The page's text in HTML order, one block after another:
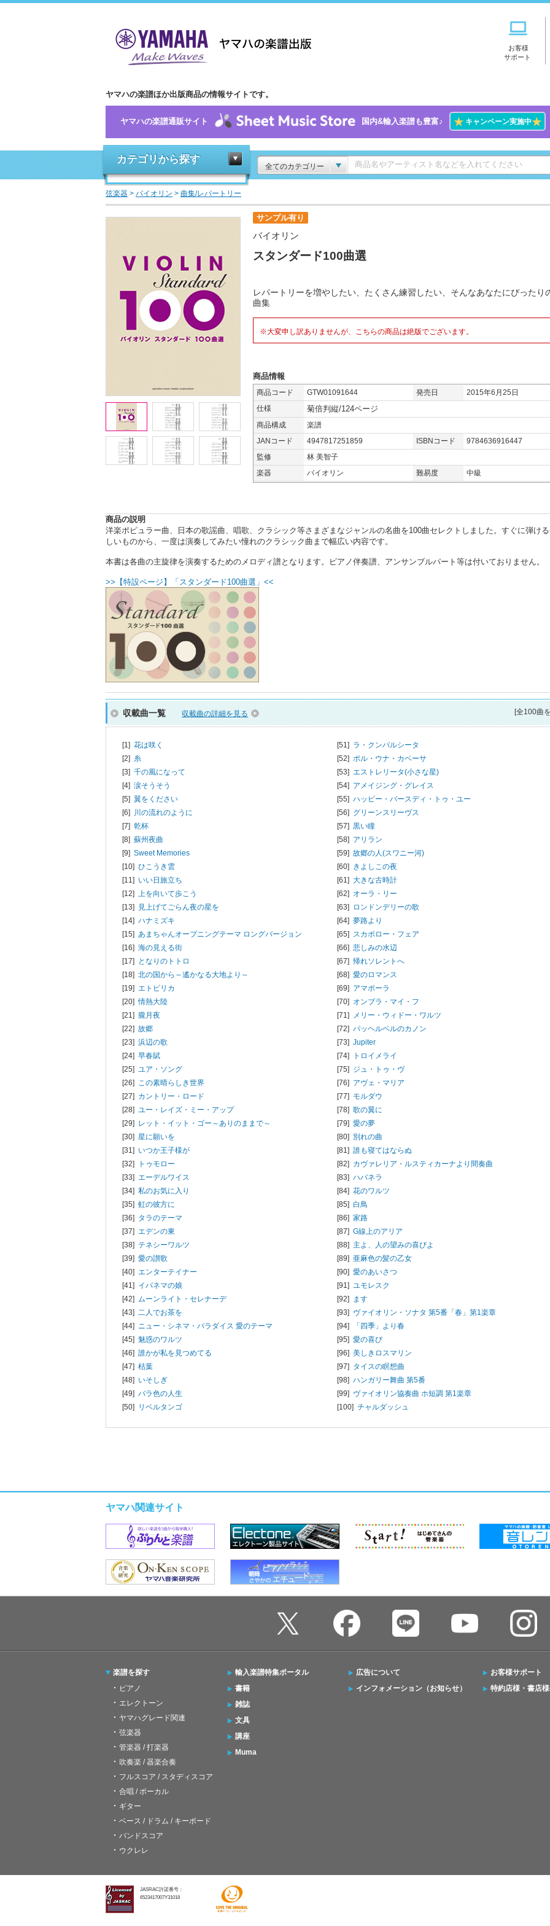
お客様
サポート
ヤマハの楽譜ほか出版商品の情報サイトです。
ヤマハの楽譜通販サイト 国内&輸入楽譜も豊富♪ ★キャンペーン実施中★
カテゴリから探す
全てのカテゴリー
弦楽器 > バイオリン > 曲集/レパートリー
サンプル有り
バイオリン
スタンダード100曲選
レパートリーを増やしたい、たくさん練習したい、そんなあなたにぴったり
曲集
※大変申し訳ありませんが、こちらの商品は絶版でございます。
商品情報
商品コード GTW01091644 発売日
2015年6月25日
仕様
菊倍判縦/124ページ
商品構成
楽譜
JANコード
4947817251859 ISBNコード
9784636916447
監修
林 美智子
楽器
バイオリン 難易度 中級
商品の説明
洋楽ポピュラー曲、日本の歌謡曲、唱歌、クラシック等さまざまなジャンルの名曲を100曲セレクトしました。すぐに弾け
しいものから、一度は演奏してみたい憧れのクラシック曲まで幅広い内容です。
本書は各曲の主旋律を演奏するためのメロディ譜となります。ピアノ伴奏譜、アンサンブルパート等は付いておりません。
>>【特設ページ】「スタンダード100曲選」<<
収載曲一覧 収載曲の詳細を見る [全100曲
[1] 花は咲く
[2] 糸
[3] 千の風になって
[4] 涙そうそう
[5] 翼をください
[6]
川の流れのように
[7] 乾杯
[8] 蘇州夜曲
[9] Sweet Memories
[10] ひこうき雲
[11] いい日旅立ち
[12] 上を向いて歩こう
[13]
見上げてごらん夜の星を
[14] ハナミズキ
[15] あまちゃんオープニングテーマ ロングバージョン
[16] 海の見える街
[17]
となりのトトロ
[18] 北の国から～遙かなる大地より～
[19] エトピリカ
[20]情熱大陸
[21] 朧月夜
[22] 故郷
[23] 浜辺の歌
[24] 早春賦
[25] ユア・ソング
[26] この素晴らしき世界
[27] カントリー・ロード
[28] ユー・レイズ・ミー・アップ
[29] レット・イット・ゴー～ありのままで～
[30] 星に願いを
[31] いつか王子様が
[32]
トゥモロー
[33] エーデルワイス
[34] 私のお気に入り
[35] 虹の彼方に
[36] タラのテーマ
[37] エデンの東
[38] テネシーワルツ
[39] 愛の讃歌
[40] エンターテイナー
[41] イパネマの娘
[42] ムーンライト・セレナーデ
[43] 二人でお茶を
[44] ニュー・シネマ・パラダイス 愛のテーマ
[45] 魅惑のワルツ
[46] 誰かが私を見つめてる
[47] 枯葉
[48] いそしぎ
[49] バラ色の人生
[50]
リベルタンゴ
[51] ラ・クンパルシータ
[52] ポル・ウナ・カベーサ
[53] エストレリータ(小さな星)
[54] アメイジング・グレイス
[55] ハッピー・バースディ・トゥ・ユー
[56] グリーンスリーヴス
[57] 黒い瞳
[58] アリラン
[59] 故郷の人(スワニー河)
[60] きよしこの夜
[61] 大きな古時計
[62] オーラ・リー
[63]
ロンドンデリーの歌
[64] 夢路より
[65] スカボロー・フェア
[66] 悲しみの水辺
[67] 帰れソレントへ
[68] 愛のロマンス
[69] アマポーラ
[70] オンブラ・マイ・フ
[71]
メリー・ウィドー・ワルツ
[72] パッヘルベルのカノン
[73] Jupiter
[74]
トロイメライ
[75] ジュ・トゥ・ヴ
[76] アヴェ・マリア
[77] モルダウ
[78] 歌の翼に
[79] 愛の夢
[80] 別れの曲
[81] 誰も寝てはならぬ
[82] カヴァレリア・ルスティカーナより間奏曲
[83] ハバネラ
[84] 花のワルツ
[85] 白鳥
[86] 家路
[87] G線上のアリア
[88] 主よ、人の望みの喜びよ
[89] 亜麻色の髪の乙女
[90] 愛のあいさつ
[91] ユモレスク
[92]
ます
[93] ヴァイオリン・ソナタ 第5番「春」第1楽章
[94]
「四季」より春
[95] 愛の喜び
[96] 美しきロスマリン
[97] タイスの瞑想曲
[98] ハンガリー舞曲 第5番
[99] ヴァイオリン協奏曲 ホ短調 第1楽章
[100] チャルダッシュ
ヤマハ関連サイト
楽譜を探す
ピアノ
エレクトーン
ヤマハグレード関連
弦楽器
管楽器 / 打楽器
吹奏楽 / 器楽合奏
フルスコア / スタディスコア
合唱 / ボーカル
ギター
ベース / ドラム / キーボード
バンドスコア
ウクレレ
輸入楽譜特集ポータル
書籍
雑誌
文具
講座
Muma
広告について
インフォメーション（お知らせ）
お客様サポート
特約店様・書店
JASRAC許諾番号：
6523417007Y31018